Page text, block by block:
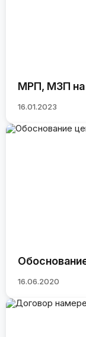
МРП, МЗП на
16.01.2023
16.06.2020